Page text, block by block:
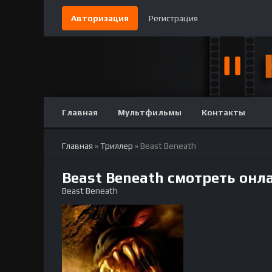
Авторизация Регистрация
Главная Мультфильмы Контакты
Главная »Триллер » Beast Beneath
Beast Beneath смотреть
Beast Beneath